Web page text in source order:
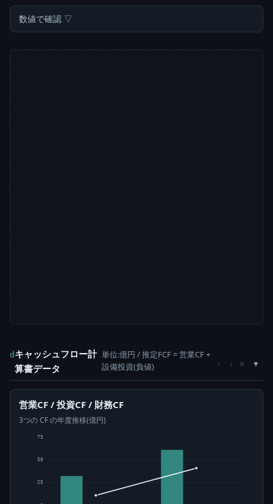
数値で確認 ▽
d キャッシュフロー計
算書データ
単位:億円 / 推定FCF = 営業CF +
設備投資(負値)
↑ ↓ ×
営業CF / 投資CF / 財務CF
3つの CF の年度推移(億円)
25
50
75